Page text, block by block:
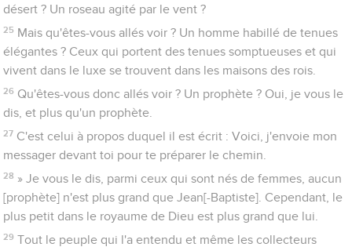
désert ? Un roseau agité par le vent ?
25 Mais qu'êtes-vous allés voir ? Un homme habillé de tenues
élégantes ? Ceux qui portent des tenues somptueuses et qui
vivent dans le luxe se trouvent dans les maisons des rois.
26 Qu'êtes-vous donc allés voir ? Un prophète ? Oui, je vous le
dis, et plus qu'un prophète.
27 C'est celui à propos duquel il est écrit : Voici, j'envoie mon
messager devant toi pour te préparer le chemin.
28 » Je vous le dis, parmi ceux qui sont nés de femmes, aucun
[prophète] n'est plus grand que Jean[-Baptiste]. Cependant, le
plus petit dans le royaume de Dieu est plus grand que lui.
29 Tout le peuple qui l'a entendu et même les collecteurs